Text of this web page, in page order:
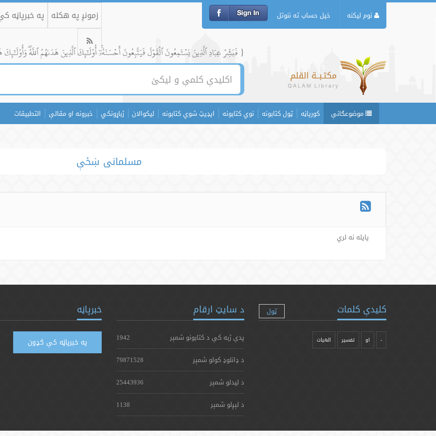
نوم لیکنه خپل حساب ته ننوتل زمونږ په هکله په خبرپاڼه
{ فَبَشِّرۡ عِبَادِ ٱلَّذِينَ يَسۡتَمِعُونَ ٱلۡقَوۡلَ فَيَتَّبِعُونَ أَحۡسَنَهُۥٓۚ أُوْلَٰٓئِكَ ٱلَّذِينَ هَدَىٰهُمُ ٱللَّهُۖ وَأُوْلَٰٓئِكَ
موضوعګانې کورپاڼه ټول کتابونه نوي کتابونه اپډیټ شوي کتابونه لیکوالان ژباړونکي خبرونه او مقالې التطبيقات
مسلمانی ښځې
پایله نه لري
کلیدې کلمات ټول
- او تفسیر الهیات
د سایټ ارقام
پدې ژبه کې د کتابونو شمېر
1942
د ډانلوډ کولو شمېر
79871528
د لیدلو شمېر
25443936
د لېږلو شمېر
1138
خبرپاڼه
په خبرپاڼه کې ګډون